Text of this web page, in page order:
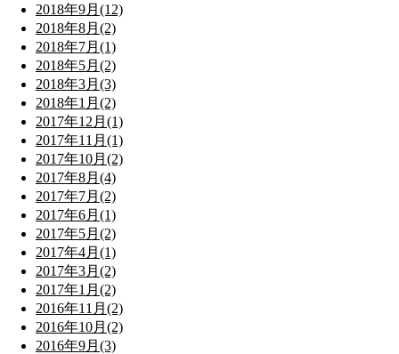
2018年9月(12)
2018年8月(2)
2018年7月(1)
2018年5月(2)
2018年3月(3)
2018年1月(2)
2017年12月(1)
2017年11月(1)
2017年10月(2)
2017年8月(4)
2017年7月(2)
2017年6月(1)
2017年5月(2)
2017年4月(1)
2017年3月(2)
2017年1月(2)
2016年11月(2)
2016年10月(2)
2016年9月(3)